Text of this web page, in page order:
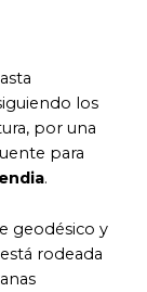
los
por una
para
.
geodésico y
rodeada